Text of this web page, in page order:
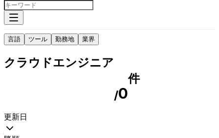
言語 ツール 勤務地 業界
クラウドエンジニア
/0
件
更新日